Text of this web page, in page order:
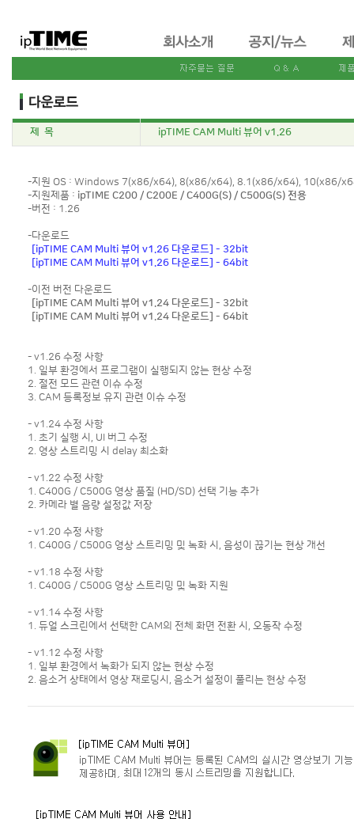
제 목 ipTIME CAM Multi 뷰어 v1.26
-지원 OS : Windows 7(x86/x64), 8(x86/x64), 8.1(x86/x64), 10(x86/
-지원제품 : ipTIME C200 / C200E / C400G(S) / C500G(S) 전용
-버전 : 1.26
-다운로드
[ipTIME CAM Multi 뷰어 v1.26 다운로드] - 32bit
[ipTIME CAM Multi 뷰어 v1.26 다운로드] - 64bit
-이전 버전 다운로드
[ipTIME CAM Multi 뷰어 v1.24 다운로드] - 32bit
[ipTIME CAM Multi 뷰어 v1.24 다운로드] - 64bit
- v1.26 수정 사항
1. 일부 환경에서 프로그램이 실행되지 않는 현상 수정
2. 절전 모드 관련 이슈 수정
3. CAM 등록정보 유지 관련 이슈 수정
- v1.24 수정 사항
1. 초기 실행 시, UI 버그 수정
2. 영상 스트리밍 시 delay 최소화
- v1.22 수정 사항
1. C400G / C500G 영상 품질 (HD/SD) 선택 기능 추가
2. 카메라 별 음량 설정값 저장
- v1.20 수정 사항
1. C400G / C500G 영상 스트리밍 및 녹화 시, 음성이 끊기는 현상 개선
- v1.18 수정 사항
1. C400G / C500G 영상 스트리밍 및 녹화 지원
- v1.14 수정 사항
1. 듀얼 스크린에서 선택한 CAM의 전체 화면 전환 시, 오동작 수정
- v1.12 수정 사항
1. 일부 환경에서 녹화가 되지 않는 현상 수정
2. 음소거 상태에서 영상 재로딩시, 음소거 설정이 풀리는 현상 수정